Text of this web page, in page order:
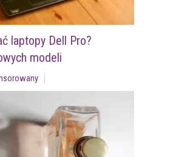
laptopy Dell Pro?
modeli